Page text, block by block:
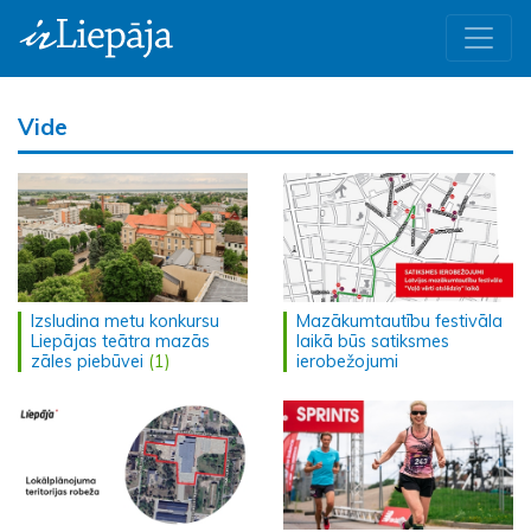
Vide
Izsludina metu konkursu
Liepājas teātra mazās
zāles piebūvei (1)
Mazākumtautību festivāla
laikā būs satiksmes
ierobežojumi